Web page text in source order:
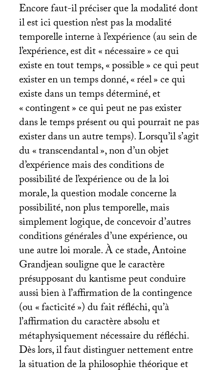
Encore faut-il préciser que la modalité dont
il est ici question n’est pas la modalité
temporelle interne à l’expérience (au sein de
l’expérience, est dit «nécessaire» ce qui
existe en tout temps, «possible» ce qui peut
exister en un temps donné, «réel» ce qui
existe dans un temps déterminé, et
«contingent» ce qui peut ne pas exister
dans le temps présent ou qui pourrait ne pas
exister dans un autre temps). Lorsqu’il s’agit
du «transcendantal», non d’un objet
d’expérience mais des conditions de
possibilité de l’expérience ou de la loi
morale, la question modale concerne la
possibilité, non plus temporelle, mais
simplement logique, de concevoir d’autres
conditions générales d’une expérience, ou
une autre loi morale. À ce stade, Antoine
Grandjean souligne que le caractère
présupposant du kantisme peut conduire
aussi bien à l’affirmation de la contingence
(ou «facticité») du fait réfléchi, qu’à
l’affirmation du caractère absolu et
métaphysiquement nécessaire du réfléchi.
Dès lors, il faut distinguer nettement entre
la situation de la philosophie théorique et